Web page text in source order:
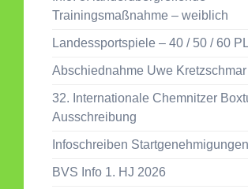
Trainingsmaßnahme – weiblich
Landessportspiele – 40 / 50 / 60
Abschiednahme Uwe Kretzschmar
32. Internationale Chemnitzer
Ausschreibung
Infoschreiben Startgenehmigungen
BVS Info 1. HJ 2026